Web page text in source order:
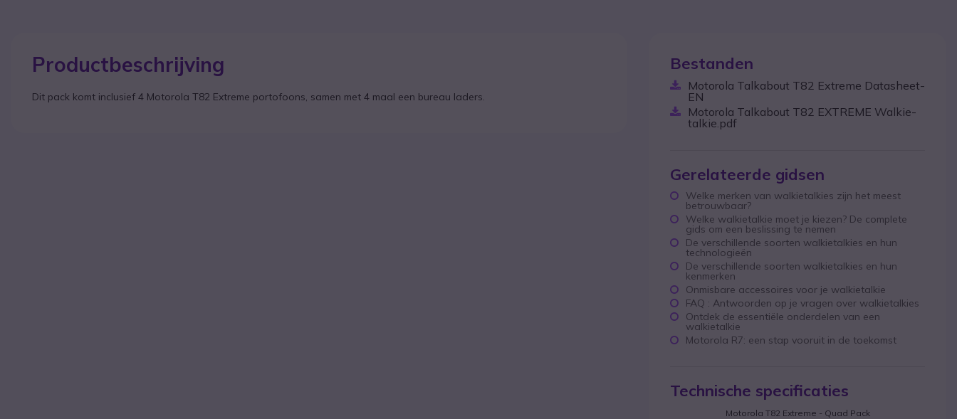
Productbeschrijving
Dit pack komt inclusief 4 Motorola T82 Extreme portofoons, samen met 4 maal een bureau laders.
Bestanden
Motorola Talkabout T82 Extreme Datasheet-
EN
Motorola Talkabout T82 EXTREME Walkie-
talkie.pdf
Gerelateerde gidsen
Welke merken van walkietalkies zijn het meest
betrouwbaar?
Welke walkietalkie moet je kiezen? De complete
gids om een beslissing te nemen
De verschillende soorten walkietalkies en hun
technologieën
De verschillende soorten walkietalkies en hun
kenmerken
Onmisbare accessoires voor je walkietalkie
FAQ : Antwoorden op je vragen over walkietalkies
Ontdek de essentiële onderdelen van een
walkietalkie
Motorola R7: een stap vooruit in de toekomst
Technische specificaties
Motorola T82 Extreme - Quad Pack